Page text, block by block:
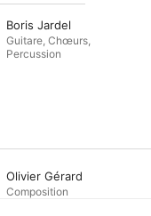
Boris Jardel
Guitare, Chœurs,
Percussion
Olivier Gérard
Composition